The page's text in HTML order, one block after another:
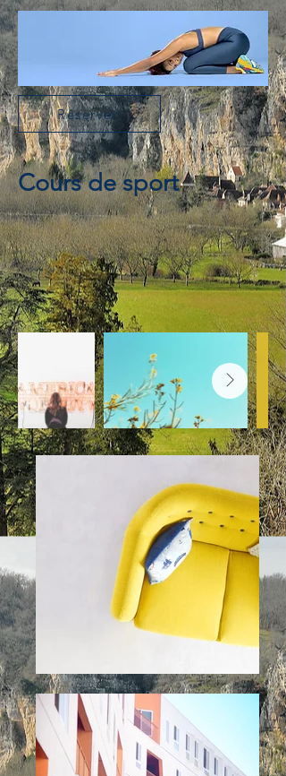
Réserver
Cours de sport